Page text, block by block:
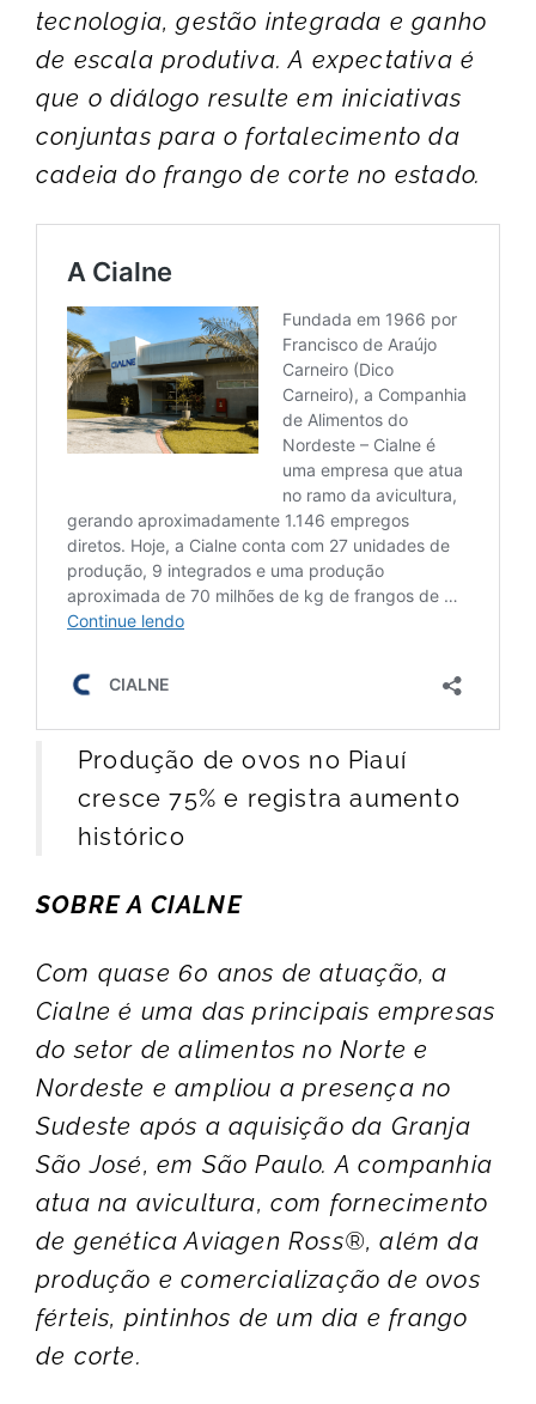
tecnologia, gestão integrada e ganho
de escala produtiva. A expectativa é
que o diálogo resulte em iniciativas
conjuntas para o fortalecimento da
cadeia do frango de corte no estado.
Produção de ovos no Piauí
cresce 75% e registra aumento
histórico
SOBRE A CIALNE
Com quase 60 anos de atuação, a
Cialne é uma das principais empresas
do setor de alimentos no Norte e
Nordeste e ampliou a presença no
Sudeste após a aquisição da Granja
São José, em São Paulo. A companhia
atua na avicultura, com fornecimento
de genética Aviagen Ross®, além da
produção e comercialização de ovos
férteis, pintinhos de um dia e frango
de corte.